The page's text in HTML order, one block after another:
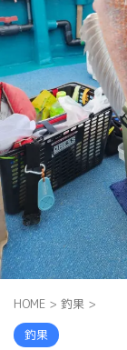
HOME > 釣果 >
釣果